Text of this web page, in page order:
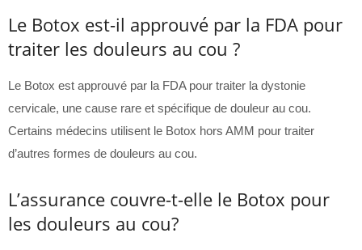
Le Botox est-il approuvé par la FDA pour
traiter les douleurs au cou ?
Le Botox est approuvé par la FDA pour traiter la dystonie
cervicale, une cause rare et spécifique de douleur au cou.
Certains médecins utilisent le Botox hors AMM pour traiter
d’autres formes de douleurs au cou.
L’assurance couvre-t-elle le Botox pour
les douleurs au cou?